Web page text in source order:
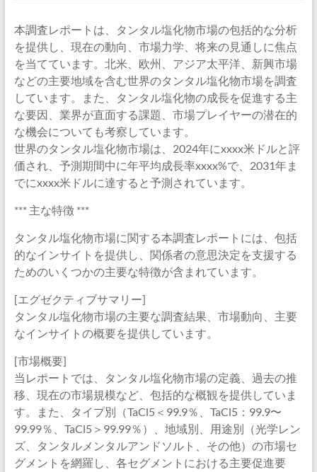
本調査レポートは、タンタル塩化物市場の包括的な分析
を提供し、現在の動向、市場力学、将来の見通しに焦点
を当てています。北米、欧州、アジア太平洋、新興市場
などの主要地域を含む世界のタンタル塩化物市場を調査
しています。また、タンタル塩化物の成長を促進する主
な要因、業界が直面する課題、市場プレイヤーの潜在的
な機会についても考察しています。
世界のタンタル塩化物市場は、2024年にxxxx米ドルと評
価され、予測期間中に年平均成長率xxxx%で、2031年ま
でにxxxx米ドルに達すると予測されています。
*** 主な特徴 ***
タンタル塩化物市場に関する本調査レポートには、包括
的なインサイトを提供し、関係者の意思決定を支援する
ためのいくつかの主要な特徴が含まれています。
[エグゼクティブサマリー]
タンタル塩化物市場の主要な調査結果、市場動向、主要
なインサイトの概要を提供しています。
[市場概要]
当レポートでは、タンタル塩化物市場の定義、過去の推
移、現在の市場規模など、包括的な概観を提供していま
す。また、タイプ別（TaCl5＜99.9％、TaCl5：99.9〜
99.99％、TaCl5＞99.99％）、地域別、用途別（光学レン
ズ、タンタルメンタルアンドソルト、その他）の市場セ
グメントを網羅し、各セグメントにおける主要促進要